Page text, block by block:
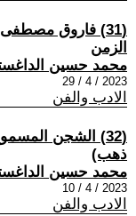
(31) فاروق
الزمن
محمد حسين
2023 / 4 / 29
الادب والفن
(32) الشجن
ذهب)
محمد حسين
2023 / 4 / 10
الادب والفن